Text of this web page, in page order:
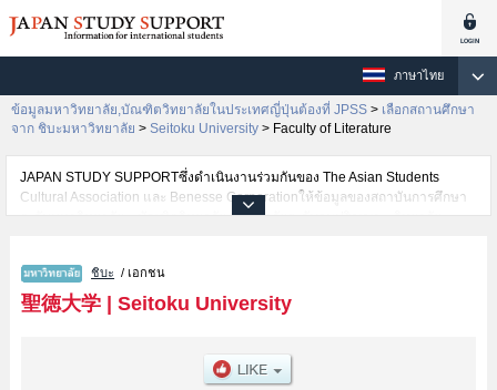
ภาษาไทย
ข้อมูลมหาวิทยาลัย,บัณฑิตวิทยาลัยในประเทศญี่ปุ่นต้องที่ JPSS > เลือกสถานศึกษา
จาก ชิบะมหาวิทยาลัย > Seitoku University > Faculty of Literature
JAPAN STUDY SUPPORTซึ่งดำเนินงานร่วมกันของ The Asian Students
Cultural Association และ Benesse Corporationให้ข้อมูลของสถาบันการศึกษา
ระดับมหาวิทยาลัย・บัณฑิตวิทยาลัย・วิทยาลัยระดับอนุปริญญา・วิทยาลัย
ชาติเช่นข้อมูลของแต่ละคณะ,ข้อมูลการสอบคัดเลือกเข้าศึกษาเช่นจำนวนคนที่รับ
สมัครหรือจำนวนคนที่ผ่านการสอบคัดเลือกเป็นต้น,แนะนำสถานที่,การเดินทาง
เป็นต้นไว้ด้วยดังนั้นขอเชิญใช้บริการค้นหาข้อมูลตามอัธยาศัย
ชิบะ / เอกชน
聖徳大学| Seitoku University